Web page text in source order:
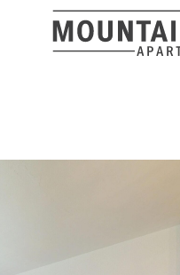
We had a wonderful